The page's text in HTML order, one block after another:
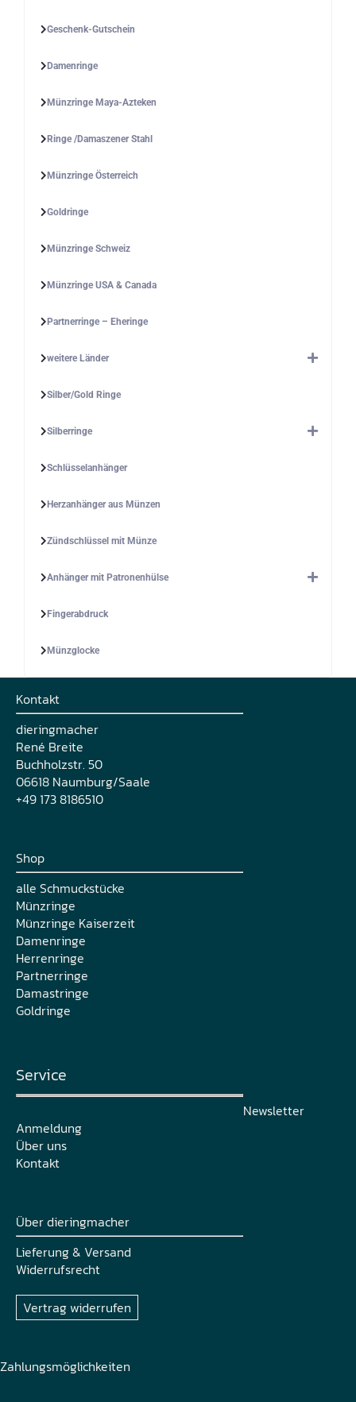
Geschenk-Gutschein
Damenringe
Münzringe Maya-Azteken
Ringe /Damaszener Stahl
Münzringe Österreich
Goldringe
Münzringe Schweiz
Münzringe USA & Canada
Partnerringe – Eheringe
weitere Länder
Silber/Gold Ringe
Silberringe
Schlüsselanhänger
Herzanhänger aus Münzen
Zündschlüssel mit Münze
Anhänger mit Patronenhülse
Fingerabdruck
Münzglocke
Kontakt
dieringmacher
René Breite
Buchholzstr. 50
06618 Naumburg/Saale
+49 173 8186510
Shop
alle Schmuckstücke
Münzringe
Münzringe Kaiserzeit
Damenringe
Herrenringe
Partnerringe
Damastringe
Goldringe
Service
Newsletter
Anmeldung
Über uns
Kontakt
Über dieringmacher
Lieferung & Versand
Widerrufsrecht
Vertrag widerrufen
Zahlungsmöglichkeiten